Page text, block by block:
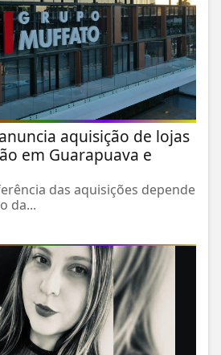
aquisição de lojas
em Guarapuava e
das aquisições depende
da...